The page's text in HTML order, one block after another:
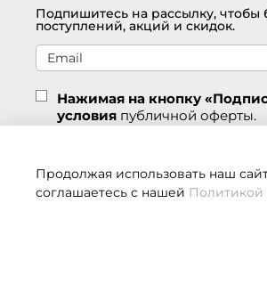
Подпишитесь на рассылку, чтобы
поступлений, акций и скидок.
Нажимая на кнопку
условия публичной оферты.
Продолжая использовать наш
соглашаетесь с нашей Политикой